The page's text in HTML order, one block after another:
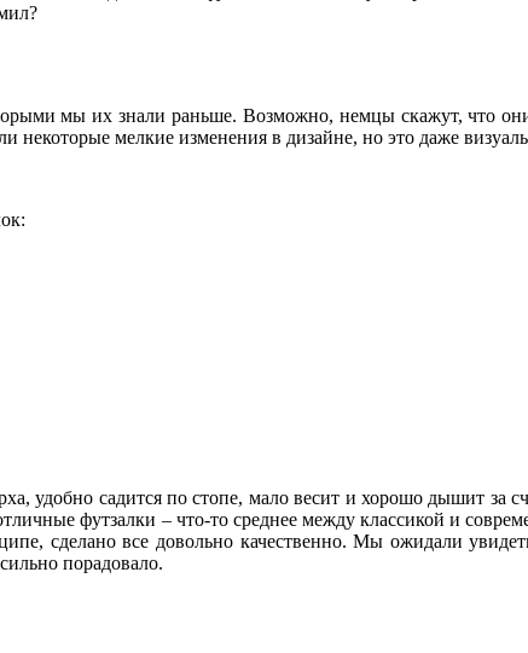
мы их знали раньше. Возможно, немцы скажут, что
мелкие изменения в дизайне, но это даже
удобно садится по стопе, мало весит и хорошо дышит за
футзалки – что-то среднее между классикой и
сделано все довольно качественно. Мы ожидали
порадовало.